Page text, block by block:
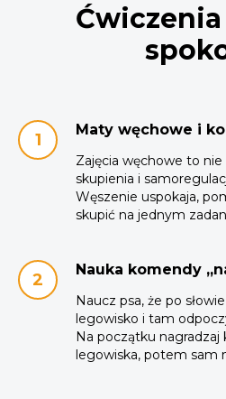
Maty węchowe i
Zajęcia węchowe to
skupienia i
Węszenie uspokaja,
skupić na jednym
Nauka komendy
Naucz psa, że po
legowisko i tam
Na początku nagradzaj
legowiska, potem sam